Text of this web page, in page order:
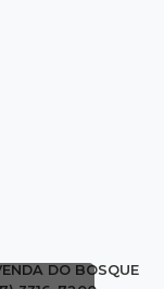
de caixa-
feirãoDO BOSQUE